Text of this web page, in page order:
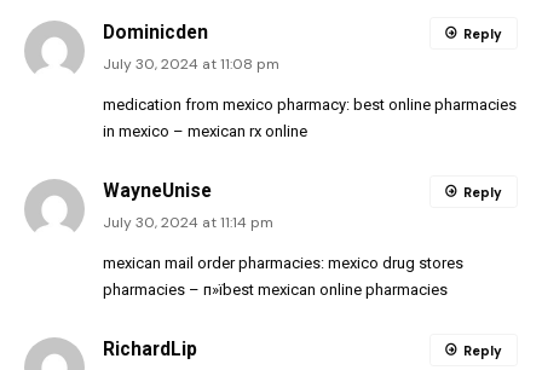
Dominicden
July 30, 2024 at 11:08 pm
medication from mexico pharmacy: best online pharmacies
in mexico – mexican rx online
Reply
WayneUnise
July 30, 2024 at 11:14 pm
mexican mail order pharmacies: mexico drug stores
pharmacies – п»їbest mexican online pharmacies
Reply
RichardLip Reply